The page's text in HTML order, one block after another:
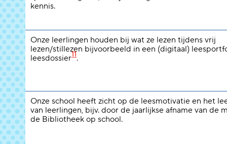
kennis.
Onze leerlingen houden bij wat ze lezen tijdens vrij
lezen/stillezen bijvoorbeeld in een (digitaal)
leesdossier11.
Onze school heeft zicht op de leesmotivatie en het
van leerlingen, bijv. door de jaarlijkse afname van de
de Bibliotheek op school.